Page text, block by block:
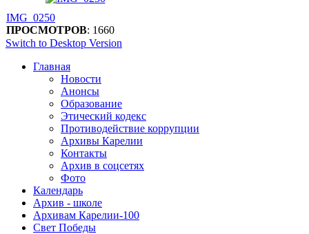
IMG_0250
ПРОСМОТРОВ: 1660
Switch to Desktop Version
Главная
Новости
Анонсы
Образование
Этический кодекс
Противодействие коррупции
Архивы Карелии
Контакты
Архив в соцсетях
Фото
Календарь
Архив - школе
Архивам Карелии-100
Свет Победы